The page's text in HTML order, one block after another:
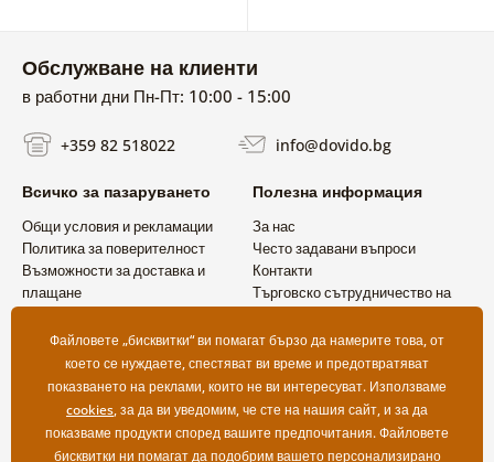
Обслужване на клиенти
в работни дни Пн-Пт: 10:00 - 15:00
+359 82 518022 info@dovido.bg
Всичко за пазаруването
Общи условия и рекламации
Политика за поверителност
Възможности за доставка и
плащане
Полезна информация
За нас
Често задавани въпроси
Контакти
Търговско сътрудничество на
Файловете „бисквитки“ ви помагат бързо да намерите това, от
което се нуждаете, спестяват ви време и предотвратяват
показването на реклами, които не ви интересуват. Използваме
cookies, за да ви уведомим, че сте на нашия сайт, и за да
показваме продукти според вашите предпочитания. Файловете
бисквитки ни помагат да подобрим вашето персонализирано